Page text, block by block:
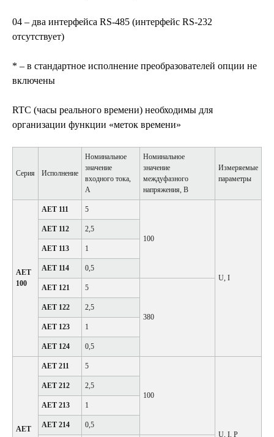
04 – два интерфейса RS-485 (интерфейс RS-232
отсутствует)
* – в стандартное исполнение преобразователей опции не
включены
RTC (часы реального времени) необходимы для
организации функции «меток времени»
Серия Исполнение
Номинальное
значение
входного тока,
А
Номинальное
значение
междуфазного
напряжения, В
Измеряемые
параметры
АЕТ
100
АЕТ 111 5
100
U, I
АЕТ 112 2,5
АЕТ 113 1
АЕТ 114 0,5
АЕТ 121 5
380
АЕТ 122 2,5
АЕТ 123 1
АЕТ 124 0,5
АЕТ
АЕТ 211 5
100
U, I, P
АЕТ 212 2,5
АЕТ 213 1
АЕТ 214 0,5